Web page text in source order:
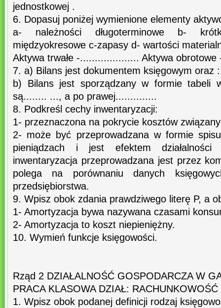
jednostkowej .
6. Dopasuj poniżej wymienione elementy
a- należności długoterminowe b-
międzyokresowe c-zapasy d- wartości
Aktywa trwałe -.................... Aktywa
7. a) Bilans jest dokumentem księgowym
b) Bilans jest sporządzany w formie tabeli
są........ ..., a po prawej..............
8. Podkreśl cechy inwentaryzacji:
1- przeznaczona na pokrycie kosztów
2- może być przeprowadzana w formie
pieniądzach i jest efektem
inwentaryzacja przeprowadzana jest przez
polega na porównaniu danych
przedsiębiorstwa.
9. Wpisz obok zdania prawdziwego literę P, a
1- Amortyzacja bywa nazywana czasami
2- Amortyzacja to koszt niepieniężny.
10. Wymień funkcje księgowości.
Rząd 2 DZIAŁALNOŚĆ GOSPODARCZA W
PRACA KLASOWA DZIAŁ:
1. Wpisz obok podanej definicji rodzaj